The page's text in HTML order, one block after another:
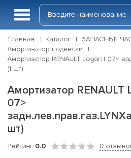
Главная Каталог ЗАПАСНЫЕ
Амортизатор подвески
Амортизатор RENAULT Logan I 07>
(1 шт)
Амортизатор RENAULT
07>
шт)
Рейтинг 0.0 0